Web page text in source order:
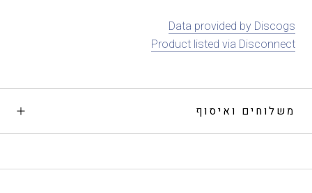
Data provided by Discogs
Product listed via Disconnect
משלוחים ואיסוף